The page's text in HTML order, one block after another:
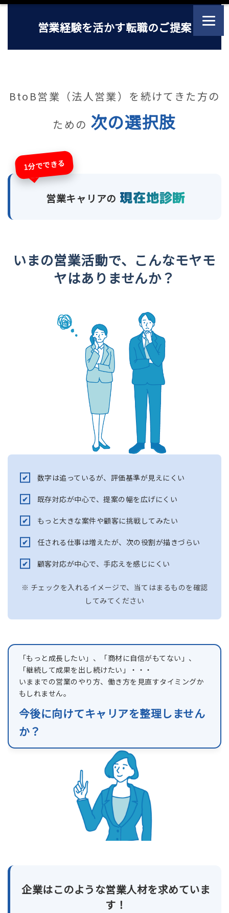
営業経験を活かす転職のご提案
BtoB営業（法人営業）を続けてきた方の
ための 次の選択肢
1分でできる
営業キャリアの 現在地診断
いまの営業活動で、こんなモヤモ
ヤはありませんか？
数字は追っているが、評価基準が見えにくい
既存対応が中心で、提案の幅を広げにくい
もっと大きな案件や顧客に挑戦してみたい
任される仕事は増えたが、次の役割が描きづらい
顧客対応が中心で、手応えを感じにくい
※ チェックを入れるイメージで、当てはまるものを確認
してみてください
「もっと成長したい」、「商材に自信がもてない」、
「継続して成果を出し続けたい」・・・
いままでの営業のやり方、働き方を見直すタイミングか
もしれません。
今後に向けてキャリアを整理しません
か？
企業はこのような営業人材を求めていま
す！